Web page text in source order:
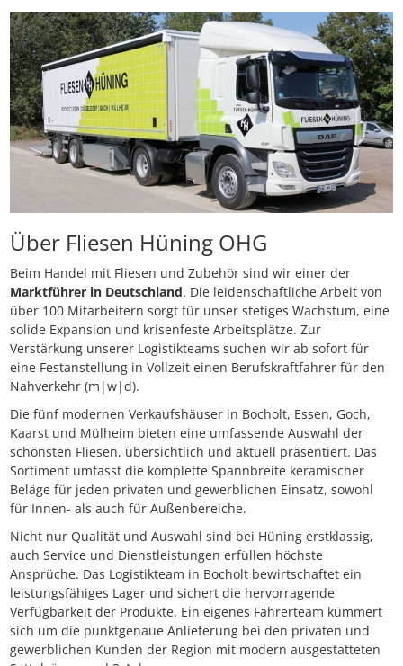
Über Fliesen Hüning OHG
Beim Handel mit Fliesen und Zubehör sind wir einer der
Marktführer in Deutschland. Die leidenschaftliche Arbeit von
über 100 Mitarbeitern sorgt für unser stetiges Wachstum, eine
solide Expansion und krisenfeste Arbeitsplätze. Zur
Verstärkung unserer Logistikteams suchen wir ab sofort für
eine Festanstellung in Vollzeit einen Berufskraftfahrer für den
Nahverkehr (m|w|d).
Die fünf modernen Verkaufshäuser in Bocholt, Essen, Goch,
Kaarst und Mülheim bieten eine umfassende Auswahl der
schönsten Fliesen, übersichtlich und aktuell präsentiert. Das
Sortiment umfasst die komplette Spannbreite keramischer
Beläge für jeden privaten und gewerblichen Einsatz, sowohl
für Innen- als auch für Außenbereiche.
Nicht nur Qualität und Auswahl sind bei Hüning erstklassig,
auch Service und Dienstleistungen erfüllen höchste
Ansprüche. Das Logistikteam in Bocholt bewirtschaftet ein
leistungsfähiges Lager und sichert die hervorragende
Verfügbarkeit der Produkte. Ein eigenes Fahrerteam kümmert
sich um die punktgenaue Anlieferung bei den privaten und
gewerblichen Kunden der Region mit modern ausgestatteten